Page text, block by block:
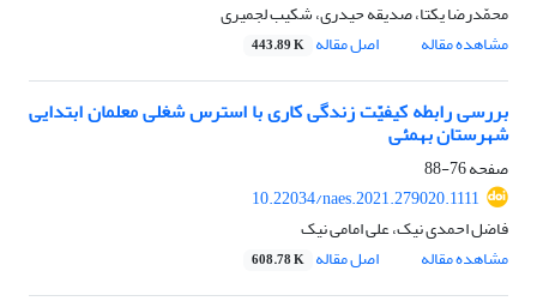
محمّدرضا یکتا، صدیقه حیدری، شکیب لجمیری
مشاهده مقاله
اصل مقاله 443.89 K
بررسی رابطه کیفیّت زندگی کاری با استرس شغلی معلمان ابتدایی
شهرستان بهمئی
صفحه76-88
10.22034/naes.2021.279020.1111
فاضل احمدی نیک، علی امامی نیک
مشاهده مقاله
اصل مقاله 608.78 K